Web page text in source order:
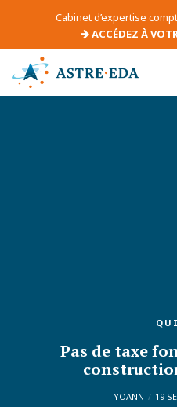
Cabinet d’expertise
ACCÉDEZ À
Pas de taxe
YOANN 19